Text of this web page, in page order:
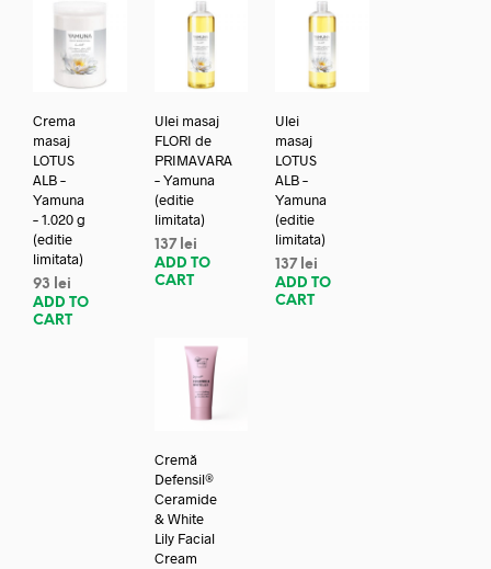
Crema
masaj
LOTUS
ALB –
Yamuna
– 1.020 g
(editie
limitata)
93
lei
ADD TO
CART
Ulei masaj
FLORI de
PRIMAVARA
– Yamuna
(editie
limitata)
137 lei
ADD TO
CART
Ulei
masaj
LOTUS
ALB –
Yamuna
(editie
limitata)
137 lei
ADD TO
CART
Cremă
Defensil®
Ceramide
& White
Lily Facial
Cream